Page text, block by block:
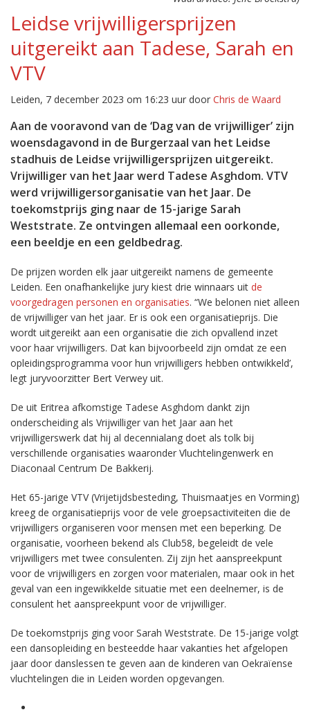
Leidse vrijwilligersprijzen
uitgereikt aan Tadese, Sarah en
VTV
Leiden, 7 december 2023 om 16:23 uur door Chris de Waard
Aan de vooravond van de ‘Dag van de vrijwilliger’ zijn
woensdagavond in de Burgerzaal van het Leidse
stadhuis de Leidse vrijwilligersprijzen uitgereikt.
Vrijwilliger van het Jaar werd Tadese Asghdom. VTV
werd vrijwilligersorganisatie van het Jaar. De
toekomstprijs ging naar de 15-jarige Sarah
Weststrate. Ze ontvingen allemaal een oorkonde,
een beeldje en een geldbedrag.
De prijzen worden elk jaar uitgereikt namens de gemeente
Leiden. Een onafhankelijke jury kiest drie winnaars uit de
voorgedragen personen en organisaties. “We belonen niet alleen
de vrijwilliger van het jaar. Er is ook een organisatieprijs. Die
wordt uitgereikt aan een organisatie die zich opvallend inzet
voor haar vrijwilligers. Dat kan bijvoorbeeld zijn omdat ze een
opleidingsprogramma voor hun vrijwilligers hebben ontwikkeld’,
legt juryvoorzitter Bert Verwey uit.
De uit Eritrea afkomstige Tadese Asghdom dankt zijn
onderscheiding als Vrijwilliger van het Jaar aan het
vrijwilligerswerk dat hij al decennialang doet als tolk bij
verschillende organisaties waaronder Vluchtelingenwerk en
Diaconaal Centrum De Bakkerij.
Het 65-jarige VTV (Vrijetijdsbesteding, Thuismaatjes en Vorming)
kreeg de organisatieprijs voor de vele groepsactiviteiten die de
vrijwilligers organiseren voor mensen met een beperking. De
organisatie, voorheen bekend als Club58, begeleidt de vele
vrijwilligers met twee consulenten. Zij zijn het aanspreekpunt
voor de vrijwilligers en zorgen voor materialen, maar ook in het
geval van een ingewikkelde situatie met een deelnemer, is de
consulent het aanspreekpunt voor de vrijwilliger.
De toekomstprijs ging voor Sarah Weststrate. De 15-jarige volgt
een dansopleiding en besteedde haar vakanties het afgelopen
jaar door danslessen te geven aan de kinderen van Oekraïense
vluchtelingen die in Leiden worden opgevangen.